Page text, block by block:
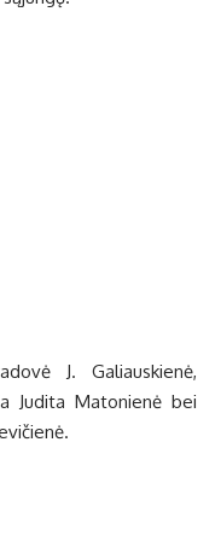
J. Galiauskienė,
Judita Matonienė bei